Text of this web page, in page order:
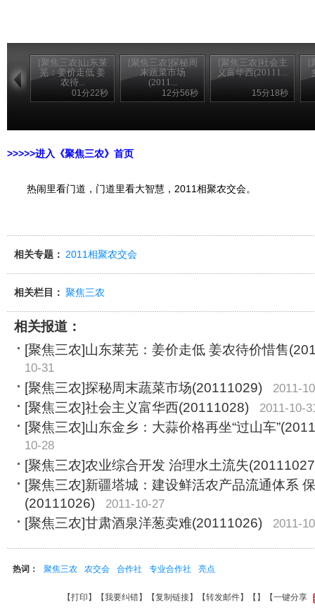
[聚焦三农]山东莱
芜：姜价走低 姜
农待...
01分22秒
[聚焦三农]探秘周
末蔬菜市场
(2011...
12分56秒
[聚焦三农]社会主
义富华西(20111...
15分18秒
[
>>>>>进入《聚焦三农》首页
热闹里看门道，门道里看大智慧，2011相聚农交会。
相关专题： 2011相聚农交会
相关栏目： 聚焦三农
相关报道：
[聚焦三农]山东莱芜：姜价走低 姜农待价惜售
10-31
[聚焦三农]探秘周末蔬菜市场(20111029)
2011-
[聚焦三农]社会主义富华西(20111028) 2011-10-
[聚焦三农]山东金乡：大蒜价格再坐“过山车
10-28
[聚焦三农]农业综合开发 治理水土流失
[聚焦三农]新疆塔城：建设鲜活农产品流通体系
(20111026)
2011-10-27
[聚焦三农]甘肃酒泉洋葱卖难(20111026) 2011-
热词： 聚焦三农 农交会 合作社 专业合作社 亮点
【打印 】【我要纠错】【复制链接】【转发邮件】【 】 【一键分享